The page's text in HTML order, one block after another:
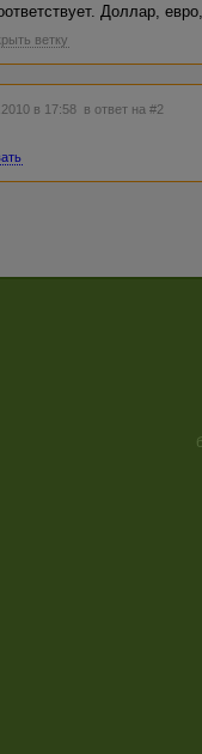
Доллар,
ветку
в 17:58 в ответ на #2